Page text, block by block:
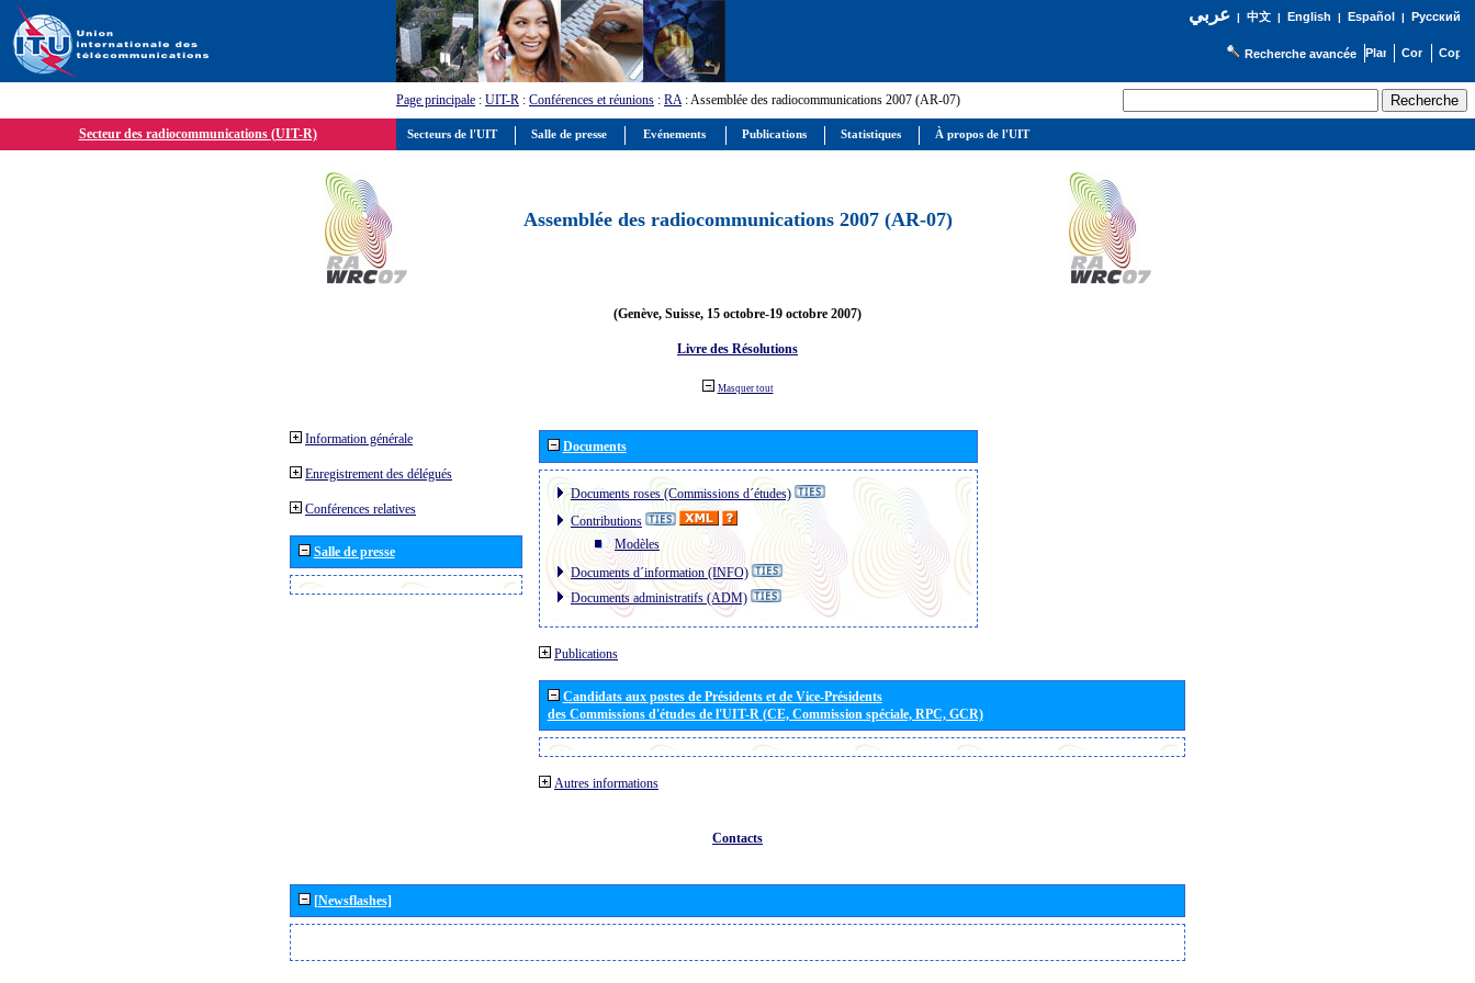
عربي| 中文| English | Español | Русский
Recherche avancée
Page principale : UIT-R : Conférences et réunions : RA: Assemblée des radiocommunications 2007 (AR-07)
Secteur des radiocommunications (UIT-R)
Assemblée des radiocommunications 2007 (AR-07)
(Genève, Suisse, 15 octobre-19 octobre 2007)
Livre des Résolutions
Masquer tout
Information générale
Enregistrement des délégués
Conférences relatives
Salle de presse
Documents
Documents roses (Commissions d´études)
Contributions
Modèles
Documents d´information (INFO)
Documents administratifs (ADM)
Publications
Candidats aux postes de Présidents et de Vice-Présidents
des Commissions d'études de l'UIT-R (CE, Commission spéciale, RPC, GCR)
Autres informations
Contacts
[Newsflashes]
Secteurs de l'UIT Salle de presse Evénements Publications Statistiques À propos de l'UIT